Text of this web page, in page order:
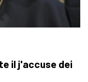
il j'accuse dei